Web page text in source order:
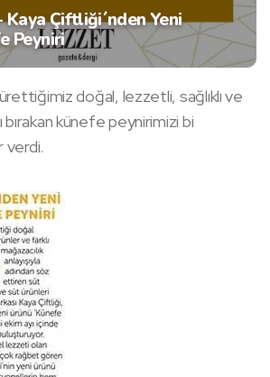
Çiftliği´nden Yeni
Peyniri
doğal, lezzetli, sağlıklı ve
bırakan künefe peynirimizi bi
verdi.